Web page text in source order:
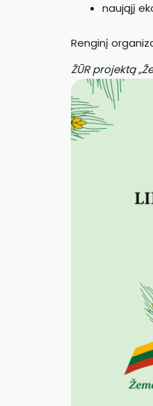
naująjį
Renginį
ŽŪR projektą